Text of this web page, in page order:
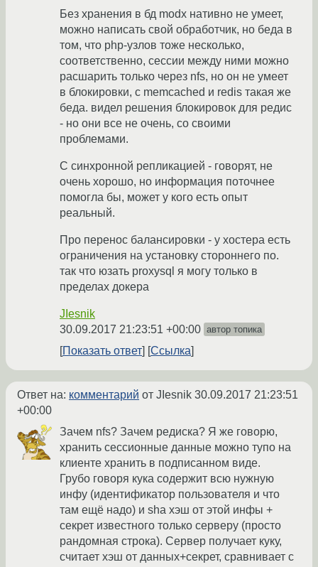
Без хранения в бд modx нативно не умеет,
можно написать свой обработчик, но беда в
том, что php-узлов тоже несколько,
соответственно, сессии между ними можно
расшарить только через nfs, но он не умеет
в блокировки, с memcached и redis такая же
беда. видел решения блокировок для редис
- но они все не очень, со своими
проблемами.
С синхронной репликацией - говорят, не
очень хорошо, но информация поточнее
помогла бы, может у кого есть опыт
реальный.
Про перенос балансировки - у хостера есть
ограничения на установку стороннего по.
так что юзать proxysql я могу только в
пределах докера
JIesnik
30.09.2017 21:23:51 +00:00 автор топика
Показать ответ Ссылка
Ответ на: комментарий от JIesnik 30.09.2017 21:23:51
+00:00
Зачем nfs? Зачем редиска? Я же говорю,
хранить сессионные данные можно тупо на
клиенте хранить в подписанном виде.
Грубо говоря кука содержит всю нужную
инфу (идентификатор пользователя и что
там ещё надо) и sha хэш от этой инфы +
секрет известного только серверу (просто
рандомная строка). Сервер получает куку,
считает хэш от данных+секрет, сравнивает с